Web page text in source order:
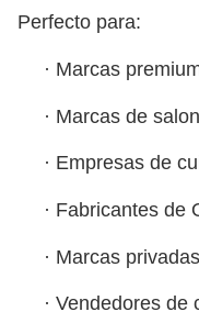
Perfecto para:
· Marcas
· Marcas de
· Empresas de
· Fabricantes de
· Marcas privadas
· Vendedores de